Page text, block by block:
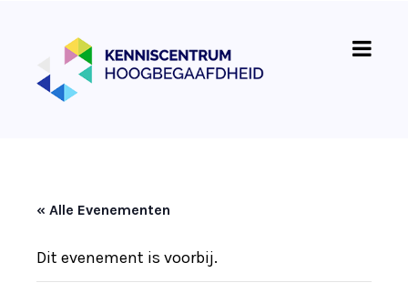
« Alle Evenementen
Dit evenement is voorbij.